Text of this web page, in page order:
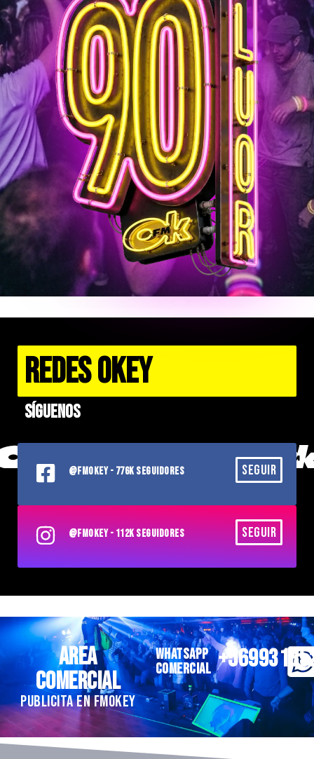
REDES OKEY
Síguenos
SEGUIR
@FMOKEY - 776K SEGUIDORES
SEGUIR
@FMOKEY - 112K SEGUIDORES
AREA
COMERCIAL
PUBLICITA EN FMOKEY
WHATSAPP
COMERCIAL